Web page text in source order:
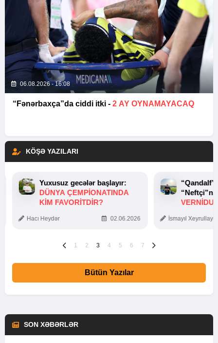
06.08.2026 - 16:08
“Fənərbaxça”da ciddi itki - 2 AY OYNAMAYACAQ
KÖŞƏ YAZILARI
Yuxusuz gecələr başlayır:
DÜNYA ÇEMPIONATINDA
KIM FAVORITDIR?
Hacı Heydər 02.06.2026 İsmayıl
1 2 3 4 5 6 7
Bütün Yazılar
SON XƏBƏRLƏR